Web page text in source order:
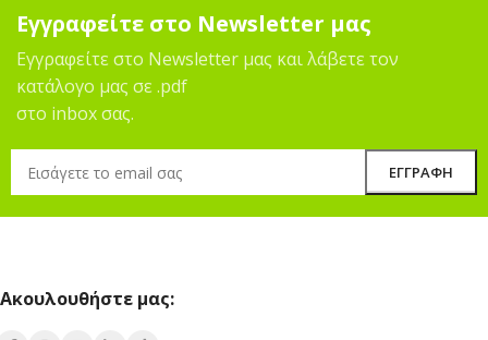
Εγγραφείτε στο Newsletter μας
Εγγραφείτε στο Newsletter μας και λάβετε τον
κατάλογο μας σε .pdf
στο inbox σας.
Ακουλουθήστε μας: